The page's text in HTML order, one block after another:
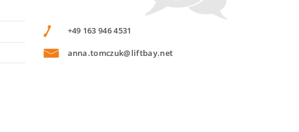
+49 163 946 4531
anna.tomczuk@liftbay.net